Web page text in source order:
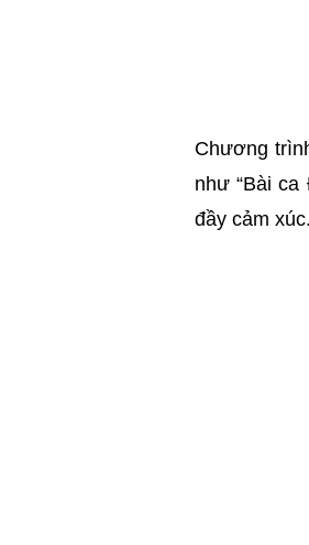
Chương
như “Bài
đầy cảm xúc.